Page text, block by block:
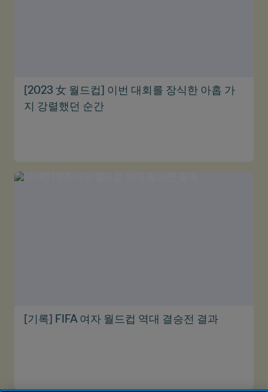
[2023 女 월드컵] 이번 대회를 장식한 아홉 가
지 강렬했던 순간
[기록] FIFA 여자 월드컵 역대 결승전 결과